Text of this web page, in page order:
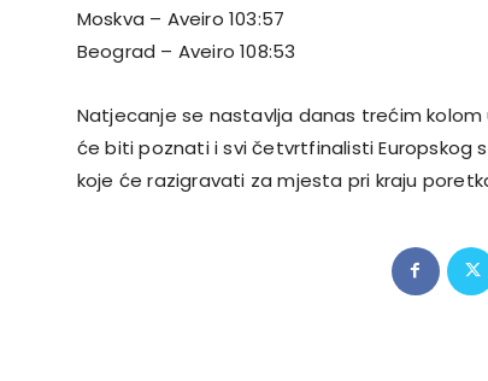
Moskva – Aveiro 103:57
Beograd – Aveiro 108:53
Natjecanje se nastavlja danas trećim kolom
će biti poznati i svi četvrtfinalisti Europskog
koje će razigravati za mjesta pri kraju